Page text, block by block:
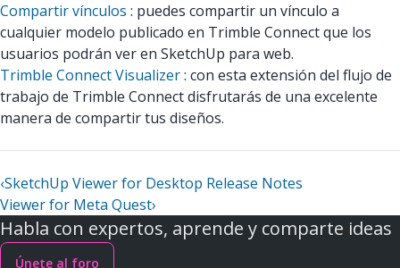
Compartir vínculos : puedes compartir un vínculo a
cualquier modelo publicado en Trimble Connect que los
usuarios podrán ver en SketchUp para web.
Trimble Connect Visualizer: con esta extensión del flujo de
trabajo de Trimble Connect disfrutarás de una excelente
manera de compartir tus diseños.
‹SketchUp Viewer for Desktop Release Notes
Viewer for Meta Quest›
Habla con expertos, aprende y comparte ideas
Únete al foro